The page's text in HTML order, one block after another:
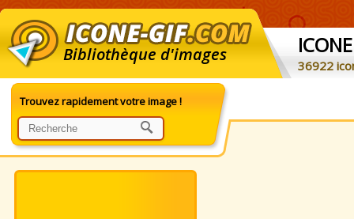
Bibliothèque d'images ICONE
36922
Trouvez rapidement votre image !